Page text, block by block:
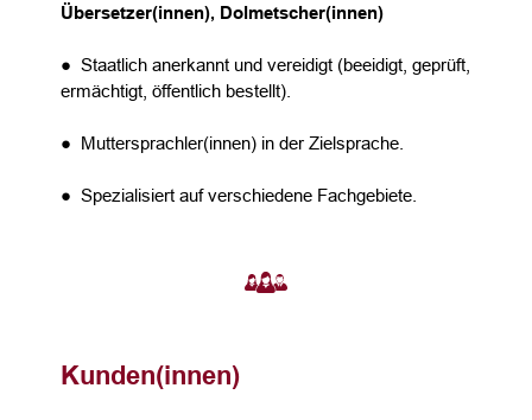
Übersetzer(innen), Dolmetscher(innen)
● Staatlich anerkannt und vereidigt (beeidigt, geprüft,
ermächtigt, öffentlich bestellt).
● Muttersprachler(innen) in der Zielsprache.
● Spezialisiert auf verschiedene Fachgebiete.
Kunden(innen)